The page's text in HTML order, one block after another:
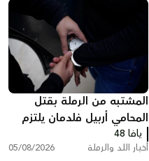
المشتبه من الرملة بقتل
المحامي أربيل فلدمان يلتزم
الصمت في التحقيق ويقول:
"أنا مريض نفسيًا"
يافا 48
أخبار اللد والرملة 05/08/2026